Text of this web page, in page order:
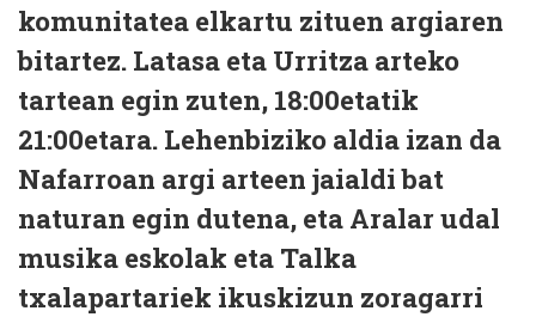
komunitatea elkartu zituen argiaren
bitartez. Latasa eta Urritza arteko
tartean egin zuten, 18:00etatik
21:00etara. Lehenbiziko aldia izan da
Nafarroan argi arteen jaialdi bat
naturan egin dutena, eta Aralar udal
musika eskolak eta Talka
txalapartariek ikuskizun zoragarri